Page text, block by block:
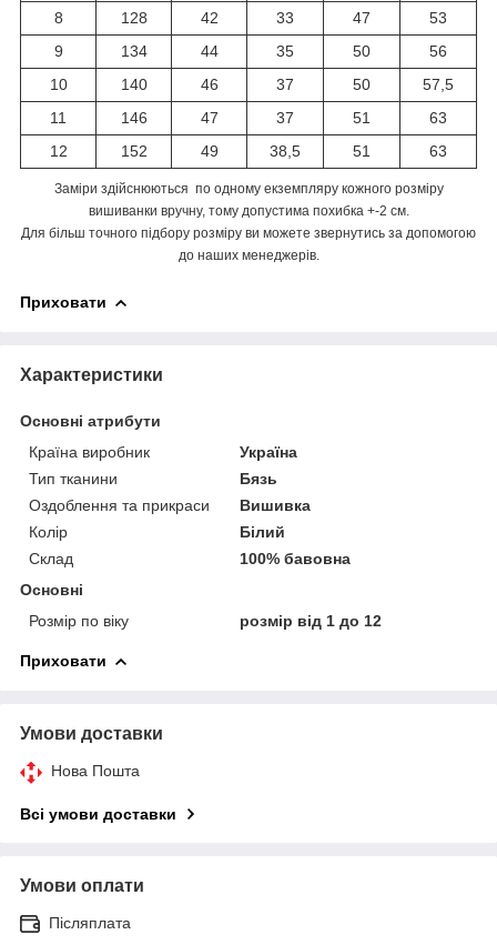
8
128 42 33 47
53
9
134 44 35 50
56
10
140 46 37 50
57,5
11
146 47 37 51
63
12
152 49 38,5 51 63
Заміри здійснюються по одному екземпляру кожного розміру
вишиванки вручну, тому допустима похибка +-2 см.
Для більш точного підбору розміру ви можете звернутись за допомогою
до наших менеджерів.
Приховати
Характеристики
Основні атрибути
Країна виробник
Україна
Тип тканини
Бязь
Оздоблення та прикраси
Вишивка
Колір
Білий
Склад
100% бавовна
Основні
Розмір по віку
розмір від 1 до 12
Приховати
Умови доставки
Нова Пошта
Всі умови доставки
Умови оплати
Післяплата